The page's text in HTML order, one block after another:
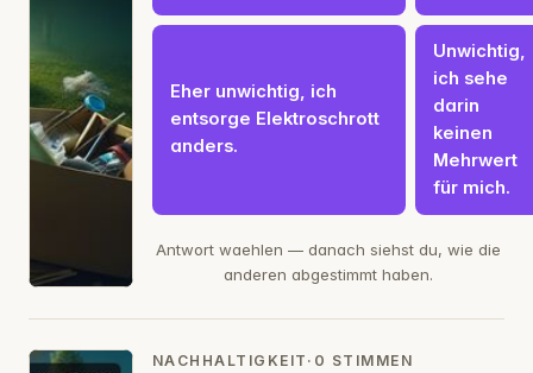
Eher unwichtig, ich
entsorge Elektroschrott
anders.
Unwichtig,
ich sehe
darin
keinen
Mehrwert
für mich.
Antwort waehlen — danach siehst du, wie die
anderen abgestimmt haben.
NACHHALTIGKEIT · 0 STIMMEN